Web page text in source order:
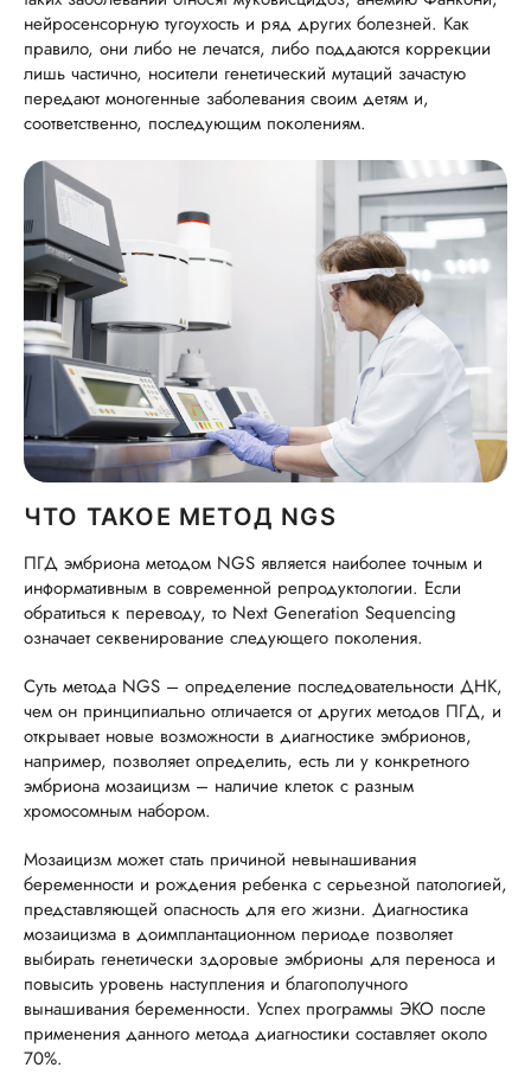
нейросенсорную тугоухость и ряд других болезней. Как
правило, они либо не лечатся, либо поддаются коррекции
лишь частично, носители генетический мутаций зачастую
передают моногенные заболевания своим детям и,
соответственно, последующим поколениям.
ЧТО ТАКОЕ МЕТОД NGS
ПГД эмбриона методом NGS является наиболее точным и
информативным в современной репродуктологии. Если
обратиться к переводу, то Next Generation Sequencing
означает секвенирование следующего поколения.
Суть метода NGS – определение последовательности ДНК,
чем он принципиально отличается от других методов ПГД, и
открывает новые возможности в диагностике эмбрионов,
например, позволяет определить, есть ли у конкретного
эмбриона мозаицизм – наличие клеток с разным
хромосомным набором.
Мозаицизм может стать причиной невынашивания
беременности и рождения ребенка с серьезной патологией,
представляющей опасность для его жизни. Диагностика
мозаицизма в доимплантационном периоде позволяет
выбирать генетически здоровые эмбрионы для переноса и
повысить уровень наступления и благополучного
вынашивания беременности. Успех программы ЭКО после
применения данного метода диагностики составляет около
70%.